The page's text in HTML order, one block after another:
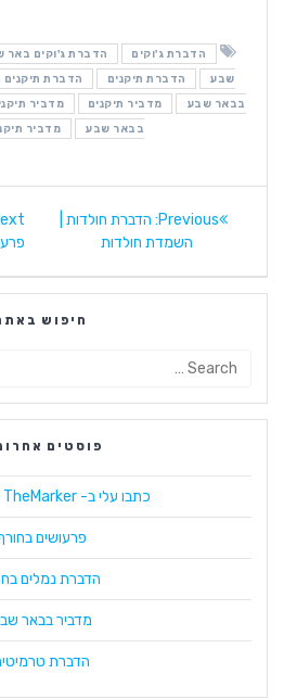
הדברת ג'וקים הדברת ג'וקים באר
שבע
הדברת תיקנים הדברת
בבאר שבע
מדביר תיקנים מדביר
בבאר שבע
מדביר
ניווטPrevious:
Previous
post:
הדברת חולדות |
השמדת חולדות
חיפוש
פוסטים
כתבו עלי ב- TheMarker – דה מרקר
פרעושים
הדברת נמלים
מדביר בבאר
הדברת